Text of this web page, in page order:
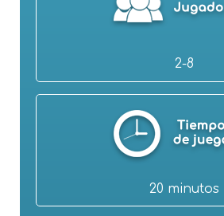
2-8
20 minutos